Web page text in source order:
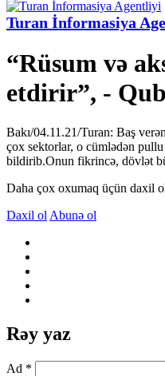
Turan İnformasiya
“Rüsum və
etdirir”, -
Bakı/04.11.21/Turan: Baş
çox sektorlar, o cümlədən pullu
bildirib.Onun fikrincə, dövlət
Daha çox oxumaq üçün daxil
Daxil ol Abunə ol
Rəy yaz
Ad *